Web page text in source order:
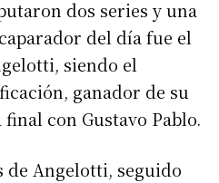
dos series y una
del día fue el
siendo el
ganador de su
con Gustavo Pablo.
de Angelotti, seguido